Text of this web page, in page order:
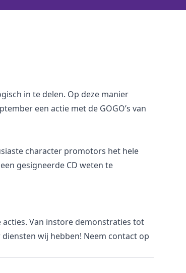
in te delen. Op deze manier
een actie met de GOGO’s van
character promotors het hele
gesigneerde CD weten te
Van instore demonstraties tot
diensten wij hebben! Neem contact op